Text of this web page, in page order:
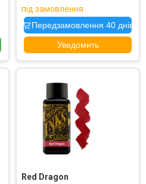
під замовлення
Передзамовлення 40 днів
Уведомить
Red Dragon